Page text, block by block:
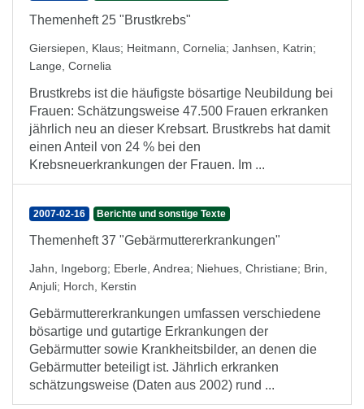
Themenheft 25 "Brustkrebs"
Giersiepen, Klaus; Heitmann, Cornelia; Janhsen, Katrin;
Lange, Cornelia
Brustkrebs ist die häufigste bösartige Neubildung bei
Frauen: Schätzungsweise 47.500 Frauen erkranken
jährlich neu an dieser Krebsart. Brustkrebs hat damit
einen Anteil von 24 % bei den
Krebsneuerkrankungen der Frauen. Im ...
2007-02-16 Berichte und sonstige Texte
Themenheft 37 "Gebärmuttererkrankungen"
Jahn, Ingeborg; Eberle, Andrea; Niehues, Christiane; Brin,
Anjuli; Horch, Kerstin
Gebärmuttererkrankungen umfassen verschiedene
bösartige und gutartige Erkrankungen der
Gebärmutter sowie Krankheitsbilder, an denen die
Gebärmutter beteiligt ist. Jährlich erkranken
schätzungsweise (Daten aus 2002) rund ...